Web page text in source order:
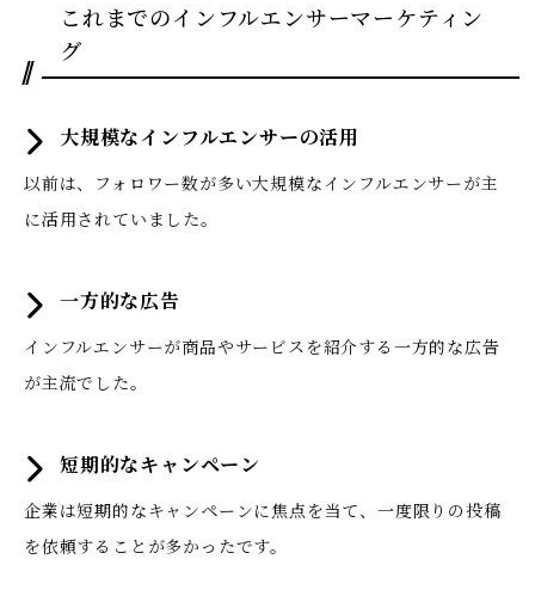
これまでのインフルエンサーマーケティン
グ
大規模なインフルエンサーの活用
以前は、フォロワー数が多い大規模なインフルエンサーが主
に活用されていました。
一方的な広告
インフルエンサーが商品やサービスを紹介する一方的な広告
が主流でした。
短期的なキャンペーン
企業は短期的なキャンペーンに焦点を当て、一度限りの投稿
を依頼することが多かったです。